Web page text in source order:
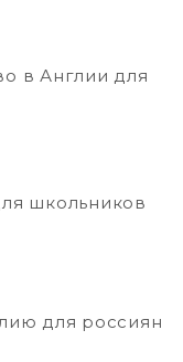
в Англии для
школьников
для россиян